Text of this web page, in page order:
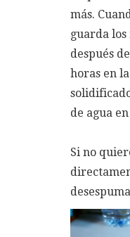
más.
guarda
después
horas en
de agua
Si no